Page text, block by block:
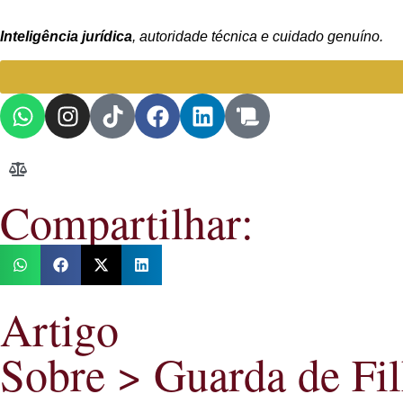
Inteligência jurídica, autoridade técnica e cuidado genuíno.
Compartilhar:
Artigo
Sobre > Guarda de